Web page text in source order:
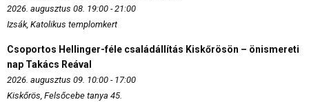
2026. augusztus 08. 19:00 - 21:00
Izsák, Katolikus templomkert
Csoportos Hellinger-féle családállítás Kiskőrösön – önismereti
nap Takács Reával
2026. augusztus 09. 10:00 - 17:00
Kiskőrös, Felsőcebe tanya 45.